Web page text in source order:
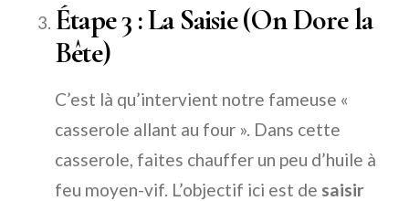
Étape 3 : La Saisie (On Dore la
Bête)
C’est là qu’intervient notre fameuse «
casserole allant au four ». Dans cette
casserole, faites chauffer un peu d’huile à
feu moyen-vif. L’objectif ici est de saisir